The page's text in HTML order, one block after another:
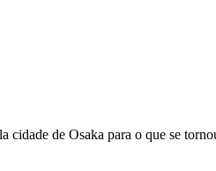
cidade de Osaka para o que se